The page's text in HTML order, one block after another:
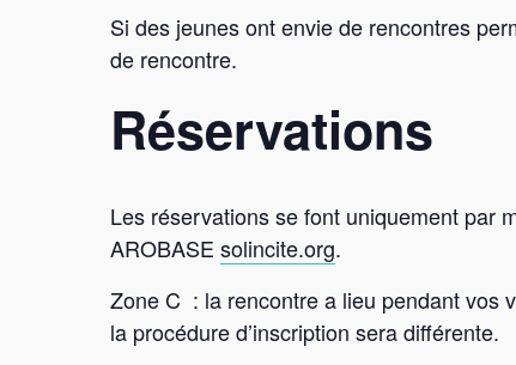
Si des jeunes ont envie de rencontres
de rencontre.
Réservations
Les réservations se font uniquement par
AROBASE solincite.org.
Zone C : la rencontre a lieu pendant vos
la procédure d’inscription sera différente.